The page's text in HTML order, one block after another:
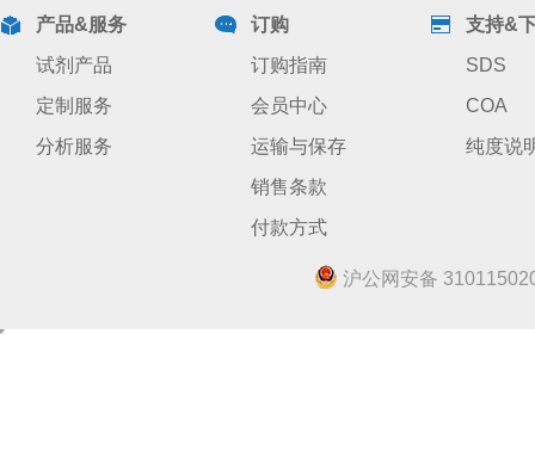
产品&服务
试剂产品
定制服务
分析服务
订购
订购指南
会员中心
运输与保存
销售条款
付款方式
支持&
SDS
COA
纯度说
沪公网安备